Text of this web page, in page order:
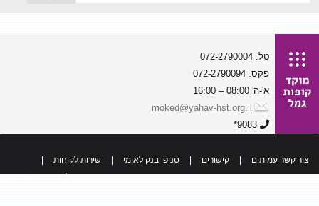
טל: 072-2790004
פקס: 072-2790094
א'-ה' 08:00 – 16:00
moked@yahav-hst.org.il
9083*
צור קשר עמיתים קישורים סניפי בנק לאומי שירות לקוחות
כל הזכויות שמורות